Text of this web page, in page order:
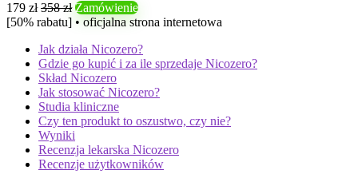
179 zł 358 zł Zamówienie
[50% rabatu] • oficjalna strona internetowa
Jak działa Nicozero?
Gdzie go kupić i za ile sprzedaje Nicozero?
Skład Nicozero
Jak stosować Nicozero?
Studia kliniczne
Czy ten produkt to oszustwo, czy nie?
Wyniki
Recenzja lekarska Nicozero
Recenzje użytkowników